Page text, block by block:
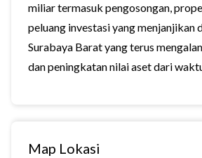
miliar termasuk pengosongan,
peluang investasi yang menjanjikan
Surabaya Barat yang terus
dan peningkatan nilai aset dari
Map Lokasi